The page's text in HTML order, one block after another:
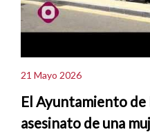
21 Mayo 2026
El Ayuntamiento
asesinato de una